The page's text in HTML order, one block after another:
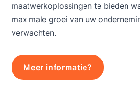
maatwerkoplossingen te bieden
maximale groei van uw
verwachten.
Meer informatie?